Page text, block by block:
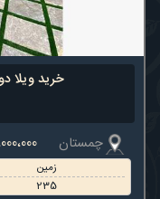
خرید ویلا
چمستان 2،500،000،000
زمین
235